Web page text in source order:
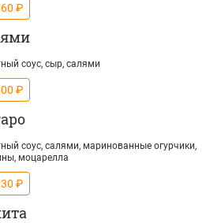
₽
соус, сыр, салями
₽
соус, салями, маринованные огурчики,
моцарелла
₽